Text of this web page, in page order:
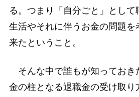
る。つまり「自分ごと」とし
生活やそれに伴うお金の問題を
来たということ。
そんな中で誰もが知っておき
金の柱となる退職金の受け取り